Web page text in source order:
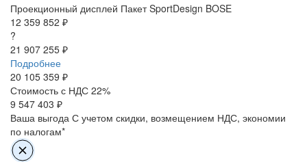
⁠⁠Проекционный дисплей Пакет SportDesign BOSE⁠
12 359 852 ₽
?
21 907 255 ₽
Подробнее
20 105 359 ₽
Стоимость с НДС 22%
9 547 403 ₽
Ваша выгода С учетом скидки, возмещением НДС, экономии
по налогам*